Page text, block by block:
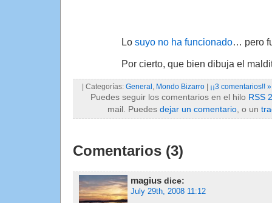
Lo suyo no ha funcionado… pero
Por cierto, que bien dibuja el
| Categorías: General Mondo Bizarro | ¡¡3 comentarios!! »
Puedes seguir los comentarios en el hilo RSS
mail. Puedes dejar un comentario , o un
Comentarios (3)
magius dice:
July 29th, 2008 11:12